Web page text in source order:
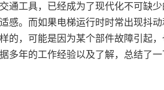
通工具，已经成为了现代化不可缺
感。而如果电梯运行时时常出现抖
的，可能是因为某个部件故障引起
多年的工作经验以及了解，总结了